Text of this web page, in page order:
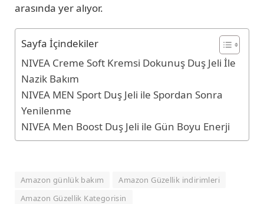
arasında yer alıyor.
Sayfa İçindekiler
NIVEA Creme Soft Kremsi Dokunuş Duş Jeli İle
Nazik Bakım
NIVEA MEN Sport Duş Jeli ile Spordan Sonra
Yenilenme
NIVEA Men Boost Duş Jeli ile Gün Boyu Enerji
Amazon günlük bakım
Amazon Güzellik indirimleri
Amazon Güzellik Kategorisin